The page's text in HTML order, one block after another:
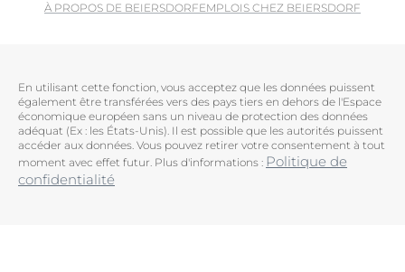
À PROPOS DE BEIERSDORFEMPLOIS CHEZ BEIERSDORF
En utilisant cette fonction, vous acceptez que les données puissent
également être transférées vers des pays tiers en dehors de l'Espace
économique européen sans un niveau de protection des données
adéquat (Ex : les États-Unis). Il est possible que les autorités puissent
accéder aux données. Vous pouvez retirer votre consentement à tout
moment avec effet futur. Plus d'informations : Politique de
confidentialité